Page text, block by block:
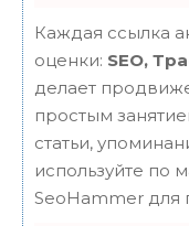
Каждая ссылка
оценки: SEO,
делает
простым
статьи,
используйте по
SeoHammer для